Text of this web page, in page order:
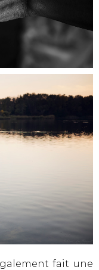
fait une